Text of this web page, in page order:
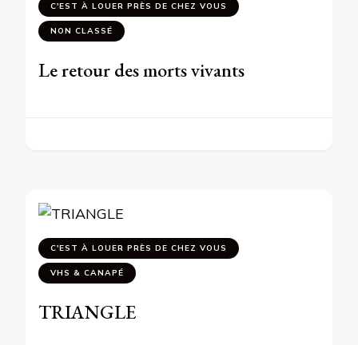
C'EST À LOUER PRÈS DE CHEZ VOUS
NON CLASSÉ
Le retour des morts vivants
C'EST À LOUER PRÈS DE CHEZ VOUS
VHS & CANAPÉ
TRIANGLE